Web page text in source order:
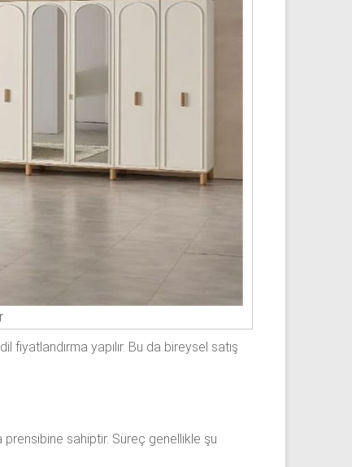
yapılır. Bu da bireysel satış
sahiptir. Süreç genellikle şu